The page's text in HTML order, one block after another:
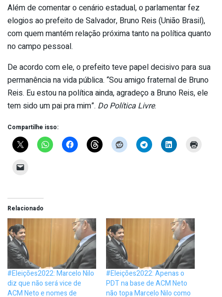
Além de comentar o cenário estadual, o parlamentar fez
elogios ao prefeito de Salvador, Bruno Reis (União Brasil),
com quem mantém relação próxima tanto na política quanto
no campo pessoal.
De acordo com ele, o prefeito teve papel decisivo para sua
permanência na vida pública. “Sou amigo fraternal de Bruno
Reis. Eu estou na política ainda, agradeço a Bruno Reis, ele
tem sido um pai pra mim”. Do Política Livre.
Compartilhe isso:
Relacionado
#Eleições2022: Marcelo Nilo
diz que não será vice de
ACM Neto e nomes de
#Eleições2022: Apenas o
PDT na base de ACM Neto
não topa Marcelo Nilo como